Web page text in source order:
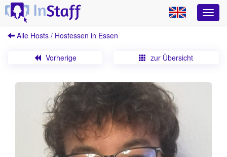
Alle Hosts / Hostessen in Essen
Vorherige zur Übersicht